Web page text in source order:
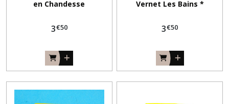
en Chandesse
3€50
Vernet Les Bains *
3€50